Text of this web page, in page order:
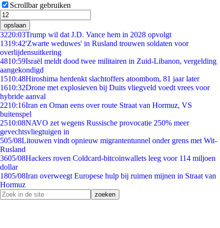
Scrollbar gebruiken
opslaan
3220:03Trump wil dat J.D. Vance hem in 2028 opvolgt
1319:42'Zwarte weduwes' in Rusland trouwen soldaten voor
overlijdensuitkering
4810:59Israël meldt dood twee militairen in Zuid-Libanon, vergelding
aangekondigd
1510:48Hiroshima herdenkt slachtoffers atoombom, 81 jaar later
1610:32Drone met explosieven bij Duits vliegveld voedt vrees voor
hybride aanval
2210:16Iran en Oman eens over route Straat van Hormuz, VS
buitenspel
2510:08NAVO zet wegens Russische provocatie 250% meer
gevechtsvliegtuigen in
505/08Litouwen vindt opnieuw migrantentunnel onder grens met Wit-
Rusland
3605/08Hackers roven Coldcard-bitcoinwallets leeg voor 114 miljoen
dollar
1805/08Iran overweegt Europese hulp bij ruimen mijnen in Straat van
Hormuz